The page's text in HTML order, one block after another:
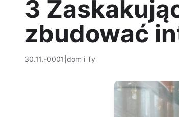
3
zbudować
30.11.-0001 dom i Ty